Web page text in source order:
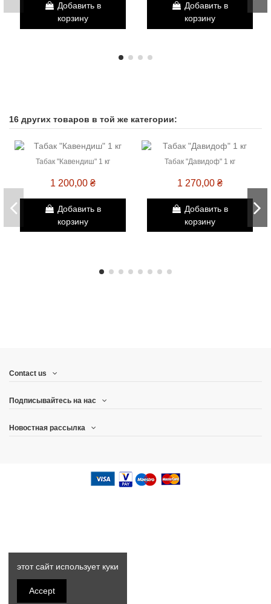
Добавить в
корзину
Добавить в
корзину
16 других товаров в той же категории:
Табак "Кавендиш" 1 кг
1 200,00 ₴
Добавить в
корзину
Табак "Давидоф" 1 кг
1 270,00 ₴
Добавить в
корзину
Contact us
Подписывайтесь на нас
Новостная рассылка
этот сайт использует куки
Accept